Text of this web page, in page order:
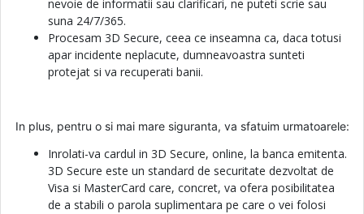
nevoie de informatii sau clarificari, ne puteti scrie sau
suna 24/7/365.
Procesam 3D Secure, ceea ce inseamna ca, daca totusi
apar incidente neplacute, dumneavoastra sunteti
protejat si va recuperati banii.
In plus, pentru o si mai mare siguranta, va sfatuim urmatoarele:
Inrolati-va cardul in 3D Secure, online, la banca emitenta.
3D Secure este un standard de securitate dezvoltat de
Visa si MasterCard care, concret, va ofera posibilitatea
de a stabili o parola suplimentara pe care o vei folosi